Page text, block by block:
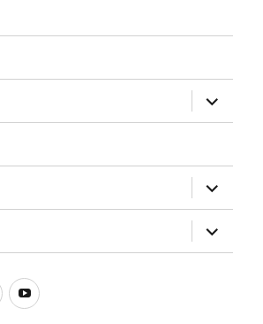
サ
ブ
メ
ー
を
展
開
サ
ブ
メ
ニ
ュ
ー
サ
ブ
メ
Instagram
Youtube